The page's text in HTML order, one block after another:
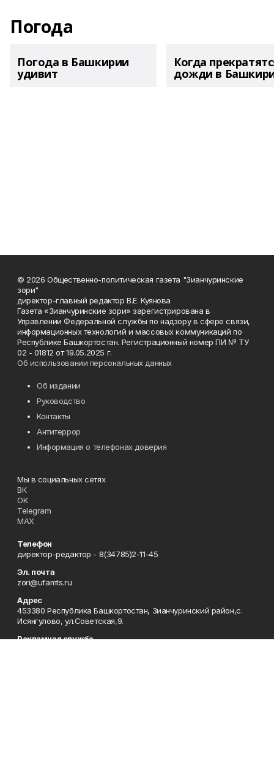
Погода
Погода в Башкирии
удивит
Когда
дожди в
© 2026 Общественно-политическая газета "Зианчуринские
зори"
директор-главный редактор В.Е. Куянова
Газета «Зианчуринские зори» зарегистрирована в
Управлении Федеральной службы по надзору в сфере связи,
информационных технологий и массовых коммуникаций по
Республике Башкортостан. Регистрационный номер ПИ № ТУ
02 - 01812 от 19.05.2025 г.
Об использовании персональных данных
Об издании
Руководство
Контакты
Антитеррор
Информация о телефонах доверия
Мы в социальных сетях
ВК
ОК
Telegram
MAX
Телефон
директор-редактор - 8(34785)2-11-45
Эл. почта
zori@ufamts.ru
Адрес
453380 Республика Башкортостан, Зианчуринский район,с.
Исянгулово, ул.Советская,9.
Рекламная служба